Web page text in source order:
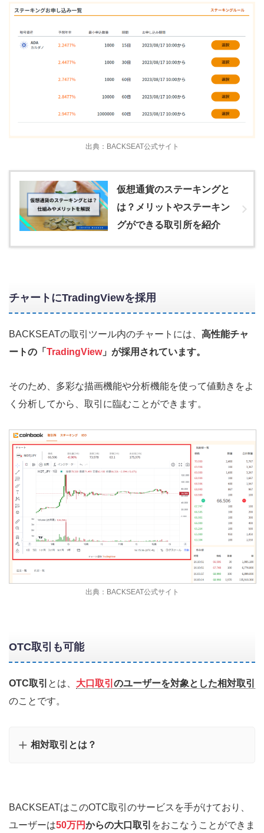
出典：BACKSEAT公式サイト
仮想通貨のステーキングと
は？メリットやステーキン
グができる取引所を紹介
チャートにTradingViewを採用
BACKSEATの取引ツール内のチャートには、 高性能チャ
ートの「 TradingView」が採用されています。
そのため、多彩な描画機能や分析機能を使って値動きをよ
く分析してから、取引に臨むことができます。
出典：BACKSEAT公式サイト
OTC取引も可能
OTC取引 とは、 大口取引 のユーザーを対象とした相対取引
のことです。
相対取引とは？
BACKSEATはこのOTC取引のサービスを手がけており、
ユーザーは50万円からの大口取引 をおこなうことができま